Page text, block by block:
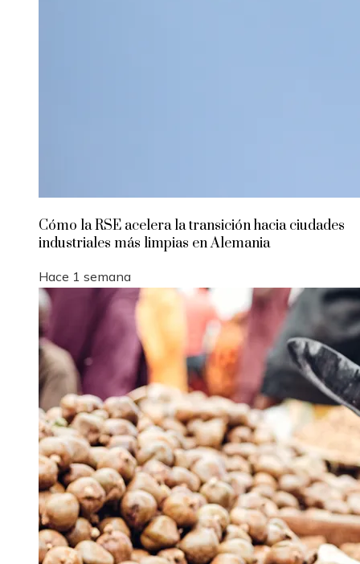
Cómo la RSE acelera la transición hacia ciudades
industriales más limpias en Alemania
Hace 1 semana